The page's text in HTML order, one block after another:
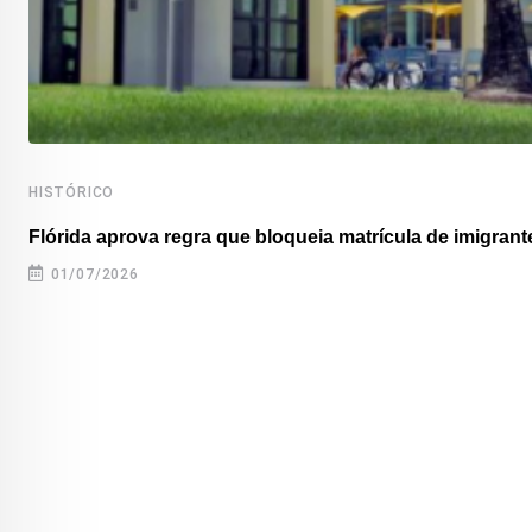
HISTÓRICO
Flórida aprova regra que bloqueia matrícula de
01/07/2026